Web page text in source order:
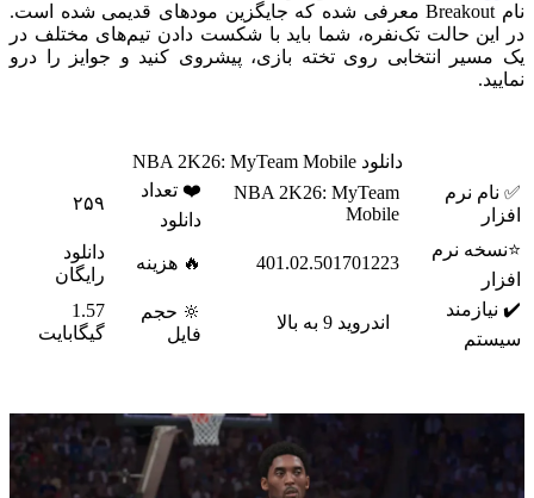
نام Breakout معرفی شده که جایگزین مودهای قدیمی شده است.
در این حالت تک‌نفره، شما باید با شکست دادن تیم‌های مختلف در
یک مسیر انتخابی روی تخته بازی، پیشروی کنید و جوایز را درو
نمایید.
دانلود NBA 2K26: MyTeam Mobile
✅ نام نرم
افزار
NBA 2K26: MyTeam
Mobile
❤️ تعداد
دانلود
۲۵۹
⭐نسخه نرم
افزار
401.02.501701223 🔥 هزینه
دانلود
رایگان
✔️ نیازمند
سیستم
اندروید 9 به بالا
🔆 حجم
فایل
1.57
گیگابایت